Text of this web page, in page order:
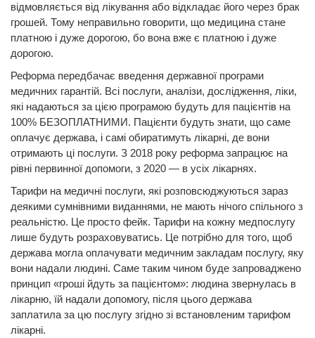
відмовляється від лікування або відкладає його через брак
грошей. Тому неправильно говорити, що медицина стане
платною і дуже дорогою, бо вона вже є платною і дуже
дорогою.
Реформа передбачає введення державної програми
медичних гарантій. Всі послуги, аналізи, дослідження, ліки,
які надаються за цією програмою будуть для пацієнтів на
100% БЕЗОПЛАТНИМИ. Пацієнти будуть знати, що саме
оплачує держава, і самі обиратимуть лікарні, де вони
отримають ці послуги. З 2018 року реформа запрацює на
рівні первинної допомоги, з 2020 — в усіх лікарнях.
Тарифи на медичні послуги, які розповсюджуються зараз
деякими сумнівними виданнями, не мають нічого спільного з
реальністю. Це просто фейк. Тарифи на кожну медпослугу
лише будуть розраховуватись. Це потрібно для того, щоб
держава могла оплачувати медичним закладам послугу, яку
вони надали людині. Саме таким чином буде запроваджено
принцип «гроші йдуть за пацієнтом»: людина звернулась в
лікарню, їй надали допомогу, після цього держава
заплатила за цю послугу згідно зі встановленим тарифом
лікарні.